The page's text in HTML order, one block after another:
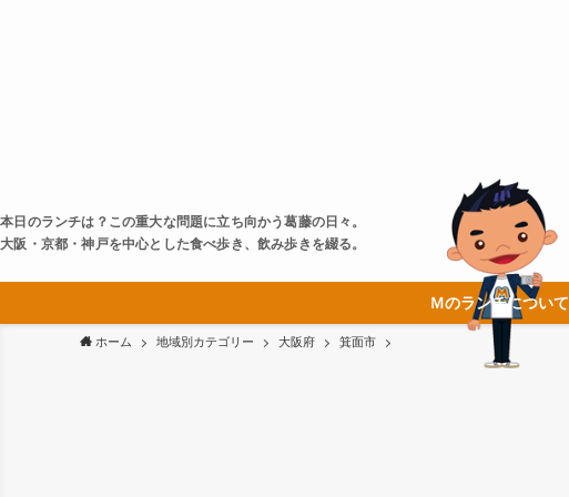
本日のランチは？この重大な問題に立ち向かう葛藤の日々。
大阪・京都・神戸を中心とした食べ歩き、飲み歩きを綴る。
Ｍのランチについて
ホーム 地域別カテゴリー 大阪府 箕面市